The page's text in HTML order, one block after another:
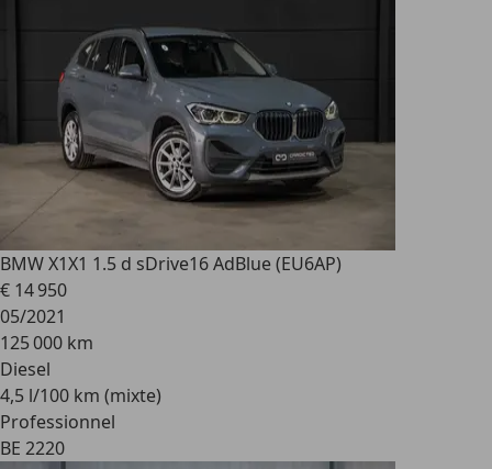
BMW X1X1 1.5 d sDrive16 AdBlue (EU6AP)
€ 14 950
05/2021
125 000 km
Diesel
4,5 l/100 km (mixte)
Professionnel
BE 2220